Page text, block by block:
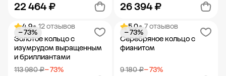
22 464 ₽
Добавить в корзину
26 394 ₽
Добавить в корзину
4.9• 12 отзывов
Золотое кольцо с
изумрудом выращенным
и бриллиантами
113 980 ₽− 73%
− 73%
5.0• 7 отзывов
Серебряное кольцо с
фианитом
9 180 ₽− 73%
− 73%